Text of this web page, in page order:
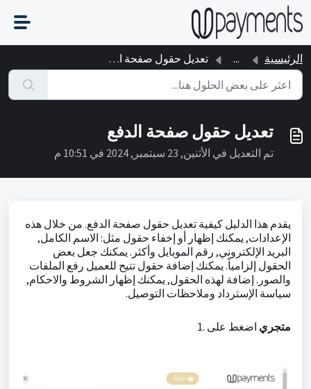
التخطّي إلى المحتوى الرئيسي
الرئيسية ... تعديل حقول صفحة الدفع
تعديل حقول صفحة الدفع
تم التعديل في الأثنين, 23 سبتمبر, 2024 في 10:51 م
يقدم هذا الدليل كيفية تعديل حقول صفحة الدفع. من خلال هذه
الإعدادات, يمكنك إظهار أو إخفاء حقول مثل: الاسم الكامل,
البريد الإلكتروني, رقم الموبايل وأكثر. يمكنك جعل بعض
الحقول إلزامياً. يمكنك إضافة حقول تتيح للعميل رفع الملفات
والصور. إضافة لهذه الحقول, يمكنك إظهار الشروط والاحكام,
سياسة الإسترداد وملاحظات التوصيل.
متجري